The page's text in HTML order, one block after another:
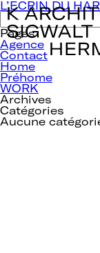
Navigation
de
l’article
L’ECRIN DU
Rechercher :
Pages
Agence
Contact
Home
Préhome
WORK
Archives
Catégories
Aucune